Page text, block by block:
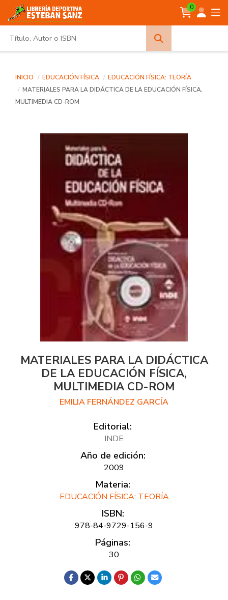
0
INICIO EDUCACIÓN FÍSICA
EDUCACIÓN FÍSICA: TEORÍA
MATERIALES PARA LA DIDÁCTICA DE LA EDUCACIÓN FÍSICA,
MULTIMEDIA CD-ROM
MATERIALES PARA LA DIDÁCTICA
DE LA EDUCACIÓN FÍSICA,
MULTIMEDIA CD-ROM
EMILIA FERNÁNDEZ GARCÍA
Editorial:
INDE
Año de edición:
2009
Materia:
EDUCACIÓN FÍSICA: TEORÍA
ISBN:
978-84-9729-156-9
Páginas:
30